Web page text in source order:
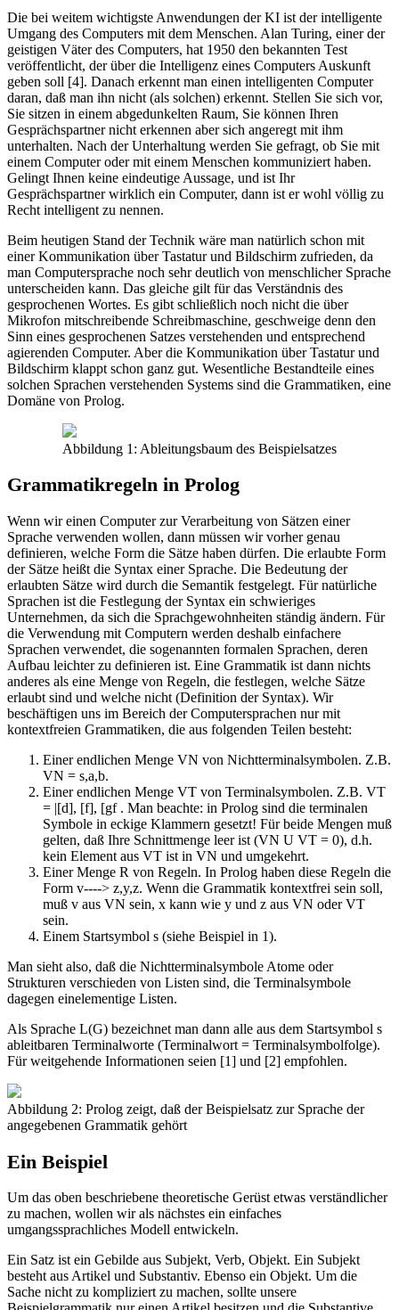
Die bei weitem wichtigste Anwendungen der KI ist der intelligente
Umgang des Computers mit dem Menschen. Alan Turing, einer der
geistigen Väter des Computers, hat 1950 den bekannten Test
veröffentlicht, der über die Intelligenz eines Computers Auskunft
geben soll [4]. Danach erkennt man einen intelligenten Computer
daran, daß man ihn nicht (als solchen) erkennt. Stellen Sie sich vor,
Sie sitzen in einem abgedunkelten Raum, Sie können Ihren
Gesprächspartner nicht erkennen aber sich angeregt mit ihm
unterhalten. Nach der Unterhaltung werden Sie gefragt, ob Sie mit
einem Computer oder mit einem Menschen kommuniziert haben.
Gelingt Ihnen keine eindeutige Aussage, und ist Ihr
Gesprächspartner wirklich ein Computer, dann ist er wohl völlig zu
Recht intelligent zu nennen.
Beim heutigen Stand der Technik wäre man natürlich schon mit
einer Kommunikation über Tastatur und Bildschirm zufrieden, da
man Computersprache noch sehr deutlich von menschlicher Sprache
unterscheiden kann. Das gleiche gilt für das Verständnis des
gesprochenen Wortes. Es gibt schließlich noch nicht die über
Mikrofon mitschreibende Schreibmaschine, geschweige denn den
Sinn eines gesprochenen Satzes verstehenden und entsprechend
agierenden Computer. Aber die Kommunikation über Tastatur und
Bildschirm klappt schon ganz gut. Wesentliche Bestandteile eines
solchen Sprachen verstehenden Systems sind die Grammatiken, eine
Domäne von Prolog.
Abbildung 1: Ableitungsbaum des Beispielsatzes
Grammatikregeln in Prolog
Wenn wir einen Computer zur Verarbeitung von Sätzen einer
Sprache verwenden wollen, dann müssen wir vorher genau
definieren, welche Form die Sätze haben dürfen. Die erlaubte Form
der Sätze heißt die Syntax einer Sprache. Die Bedeutung der
erlaubten Sätze wird durch die Semantik festgelegt. Für natürliche
Sprachen ist die Festlegung der Syntax ein schwieriges
Unternehmen, da sich die Sprachgewohnheiten ständig ändern. Für
die Verwendung mit Computern werden deshalb einfachere
Sprachen verwendet, die sogenannten formalen Sprachen, deren
Aufbau leichter zu definieren ist. Eine Grammatik ist dann nichts
anderes als eine Menge von Regeln, die festlegen, welche Sätze
erlaubt sind und welche nicht (Definition der Syntax). Wir
beschäftigen uns im Bereich der Computersprachen nur mit
kontextfreien Grammatiken, die aus folgenden Teilen besteht:
Einer endlichen Menge VN von Nichtterminalsymbolen. Z.B.
VN = s,a,b.
Einer endlichen Menge VT von Terminalsymbolen. Z.B. VT
= |[d], [f], [gf . Man beachte: in Prolog sind die terminalen
Symbole in eckige Klammern gesetzt! Für beide Mengen muß
gelten, daß Ihre Schnittmenge leer ist (VN U VT = 0), d.h.
kein Element aus VT ist in VN und umgekehrt.
Einer Menge R von Regeln. In Prolog haben diese Regeln die
Form v----> z,y,z. Wenn die Grammatik kontextfrei sein soll,
muß v aus VN sein, x kann wie y und z aus VN oder VT
sein.
Einem Startsymbol s (siehe Beispiel in 1).
Man sieht also, daß die Nichtterminalsymbole Atome oder
Strukturen verschieden von Listen sind, die Terminalsymbole
dagegen einelementige Listen.
Als Sprache L(G) bezeichnet man dann alle aus dem Startsymbol s
ableitbaren Terminalworte (Terminalwort = Terminalsymbolfolge).
Für weitgehende Informationen seien [1] und [2] empfohlen.
Abbildung 2: Prolog zeigt, daß der Beispielsatz zur Sprache der
angegebenen Grammatik gehört
Ein Beispiel
Um das oben beschriebene theoretische Gerüst etwas verständlicher
zu machen, wollen wir als nächstes ein einfaches
umgangssprachliches Modell entwickeln.
Ein Satz ist ein Gebilde aus Subjekt, Verb, Objekt. Ein Subjekt
besteht aus Artikel und Substantiv. Ebenso ein Objekt. Um die
Sache nicht zu kompliziert zu machen, sollte unsere